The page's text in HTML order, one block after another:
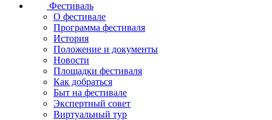
Фестиваль
О фестивале
Программа фестиваля
История
Положение и документы
Новости
Площадки фестиваля
Как добраться
Быт на фестивале
Экспертный совет
Виртуальный тур